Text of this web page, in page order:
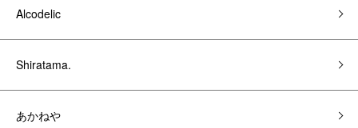
Alcodelic
Shiratama.
あかねや